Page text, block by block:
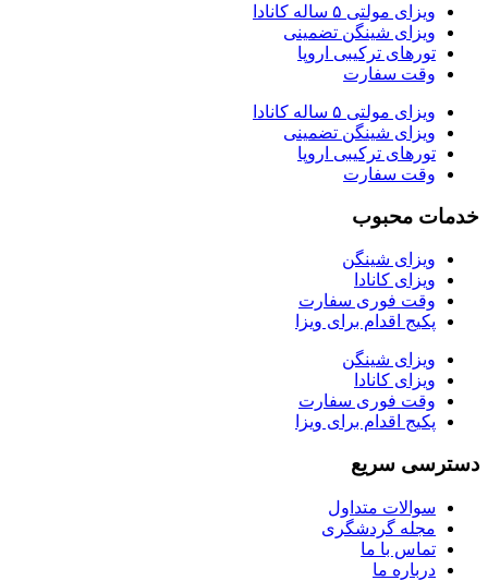
ویزای مولتی ۵ ساله کانادا
ویزای شینگن تضمینی
تورهای ترکیبی اروپا
وقت سفارت
ویزای مولتی ۵ ساله کانادا
ویزای شینگن تضمینی
تورهای ترکیبی اروپا
وقت سفارت
خدمات محبوب
ویزای شینگن
ویزای کانادا
وقت فوری سفارت
پکیج اقدام برای ویزا
ویزای شینگن
ویزای کانادا
وقت فوری سفارت
پکیج اقدام برای ویزا
دسترسی سریع
سوالات متداول
مجله گردشگری
تماس با ما
درباره ما